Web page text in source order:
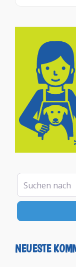
Suchen nach
NEUESTE